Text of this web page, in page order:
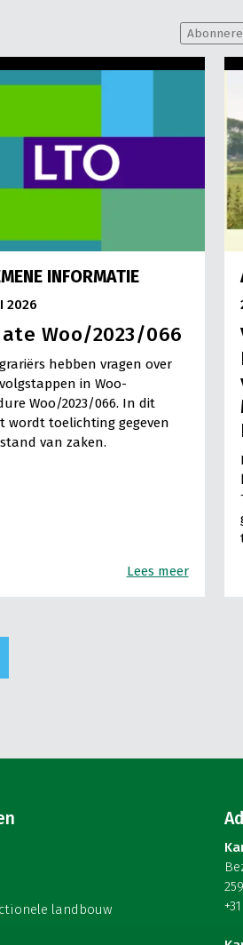
INFORMATIE
2026
Woo/2023/066
hebben vragen over
in Woo-
Woo/2023/066. In dit
wordt toelichting gegeven
van zaken.
Lees meer
landbouw